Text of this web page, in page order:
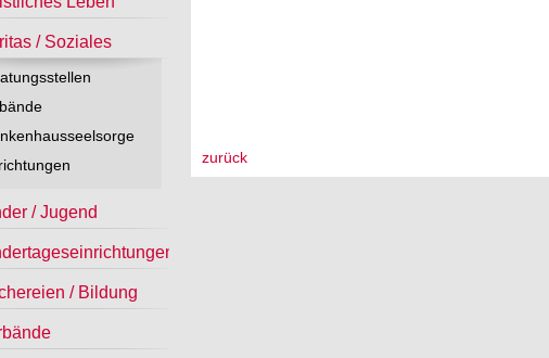
/ Soziales
/ Jugend
/ Bildung
zurück